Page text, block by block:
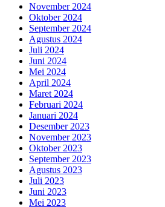
November 2024
Oktober 2024
September 2024
Agustus 2024
Juli 2024
Juni 2024
Mei 2024
April 2024
Maret 2024
Februari 2024
Januari 2024
Desember 2023
November 2023
Oktober 2023
September 2023
Agustus 2023
Juli 2023
Juni 2023
Mei 2023